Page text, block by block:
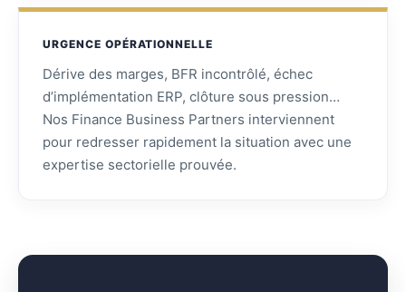
URGENCE OPÉRATIONNELLE
Dérive des marges, BFR incontrôlé, échec
d’implémentation ERP, clôture sous pression…
Nos Finance Business Partners interviennent
pour redresser rapidement la situation avec une
expertise sectorielle prouvée.